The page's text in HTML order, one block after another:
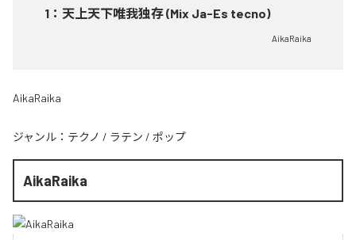
1 ： 天上天下唯我独存 (Mix Ja-Es tecno)
AikaRaika
AikaRaika
ジャンル： テクノ / ラテン / ポップ
AikaRaika